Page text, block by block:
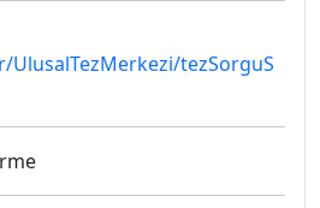
tezSorguS